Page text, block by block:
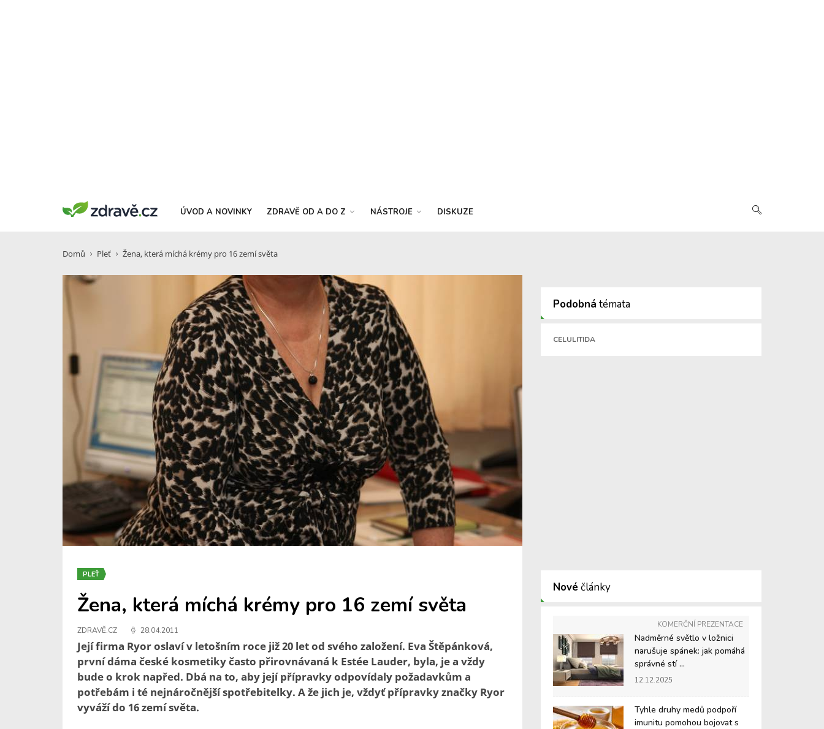
ÚVOD A NOVINKY ZDRAVĚ OD A DO Z NÁSTROJE DISKUZE
Domů Pleť Žena, která míchá krémy pro 16 zemí světa
PLEŤ
Žena, která míchá krémy pro 16 zemí světa
ZDRAVĚ.CZ 28.04.2011
Její firma Ryor oslaví v letošním roce již 20 let od svého založení. Eva Štěpánková,
první dáma české kosmetiky často přirovnávaná k Estée Lauder, byla, je a vždy
bude o krok napřed. Dbá na to, aby její přípravky odpovídaly požadavkům a
potřebám i té nejnáročnější spotřebitelky. A že jich je, vždyť přípravky značky Ryor
vyváží do 16 zemí světa.
Podobná témata
CELULITIDA
Nové články
KOMERČNÍ PREZENTACE
Nadměrné světlo v ložnici
narušuje spánek: jak pomáhá
správné stí ...
12.12.2025
Tyhle druhy medů podpoří
imunitu pomohou bojovat s